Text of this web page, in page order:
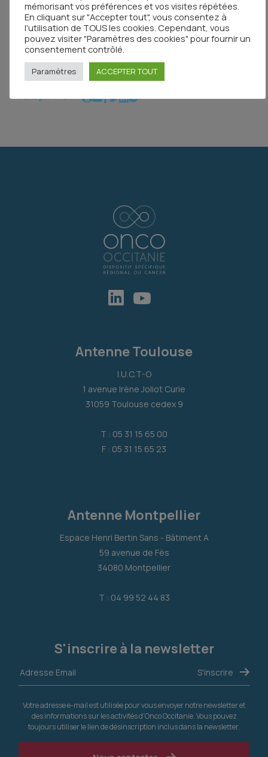
Partager
Antenne Toulouse
I.U.C.T-O
1 avenue Irène Joliot Curie
31059 Toulouse cedex 9
T : 05 31 15 65 00
F : 05 31 15 65 23
Antenne Montpellier
Espace Henri Bertin Sans - Bâtiment A
59 avenue de Fès
34080 Montpellier
T : 04 99 52 44 83
S'inscrire à la newsletter
Votre adresse e-mail est utilisée pour vous envoyer notre newsletter et
des informations sur les activités d'Onco Occitanie. Vous pouvez
toujours utiliser le lien de désinscription inclus dans la newsletter.
mémorisant vos préférences et vos visites répétées.
En cliquant sur "Accepter tout", vous consentez à
l'utilisation de TOUS les cookies. Cependant, vous
pouvez visiter "Paramètres des cookies" pour fournir un
consentement contrôlé.
Paramètres ACCEPTER TOUT